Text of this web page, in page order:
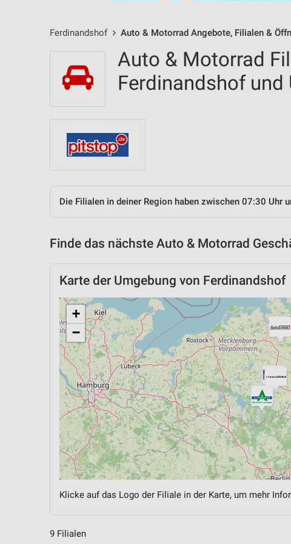
Ferdinandshof Auto & Motorrad Angebote, Filialen &
Auto & Motorrad
Ferdinandshof und
Die Filialen in deiner Region haben zwischen 07:30 Uhr
Finde das nächste Auto & Motorrad
Karte der Umgebung von Ferdinandshof
+
−
Klicke auf das Logo der Filiale in der Karte, um mehr
9 Filialen